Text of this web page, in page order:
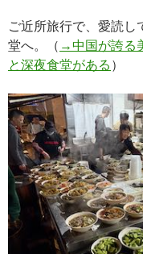
ご近所旅行で、愛読し
堂へ。（ →中国が誇る
と深夜食堂がある ）